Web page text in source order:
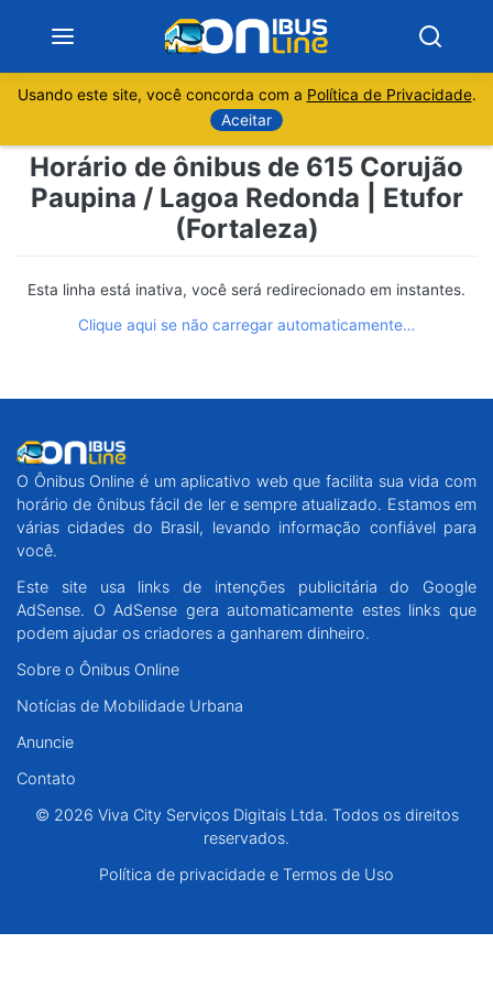
Sobre
Minas Gerais
São Paulo
Espírito Santo
Paraná
Santa Catarina
Centro-Oeste
Norte
Usando este site, você concorda com a Política de Privacidade.
Aceitar
Horário de ônibus de 615 Corujão
Paupina / Lagoa Redonda | Etufor
(Fortaleza)
Esta linha está inativa, você será redirecionado em instantes.
Clique aqui se não carregar automaticamente…
O Ônibus Online é um aplicativo web que facilita sua vida com
horário de ônibus fácil de ler e sempre atualizado. Estamos em
várias cidades do Brasil, levando informação confiável para
você.
Este site usa links de intenções publicitária do Google
AdSense. O AdSense gera automaticamente estes links que
podem ajudar os criadores a ganharem dinheiro.
Sobre o Ônibus Online
Notícias de Mobilidade Urbana
Anuncie
Contato
© 2026 Viva City Serviços Digitais Ltda. Todos os direitos
reservados.
Política de privacidade e Termos de Uso